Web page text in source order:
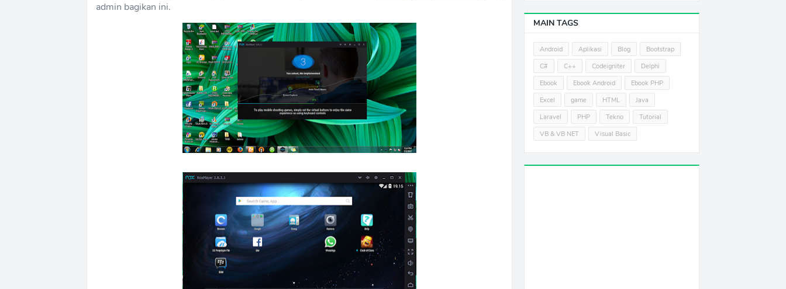
admin bagikan ini.
MAIN TAGS
Android Aplikasi Blog
Bootstrap
C#
C++ Codeigniter
Delphi
Ebook
Ebook Android
Ebook PHP
Excel
game HTML
Java
Laravel
PHP Tekno
Tutorial
VB & VB NET
Visual Basic